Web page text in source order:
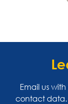
Email us
contact data.